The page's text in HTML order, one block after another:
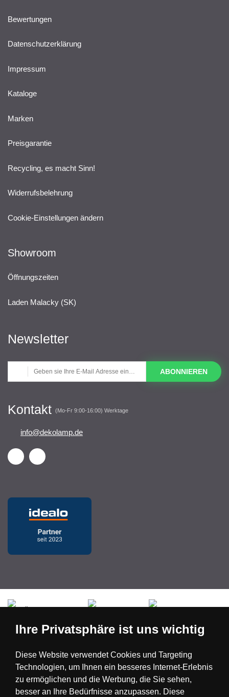
Bewertungen
Datenschutzerklärung
Impressum
Kataloge
Marken
Preisgarantie
Recycling, es macht Sinn!
Widerrufsbelehrung
Cookie-Einstellungen ändern
Showroom
Öffnungszeiten
Laden Malacky (SK)
Newsletter
ABONNIEREN
Kontakt (Mo-Fr 9:00-16:00) Werktage
info@dekolamp.de
Nederland
Ihre Privatsphäre ist uns wichtig
Diese Website verwendet Cookies und Targeting
Technologien, um Ihnen ein besseres Internet-Erlebnis
zu ermöglichen und die Werbung, die Sie sehen,
besser an Ihre Bedürfnisse anzupassen. Diese